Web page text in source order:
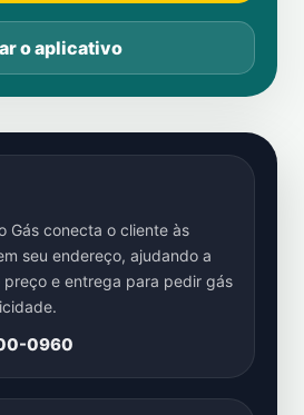
o aplicativo
Gás conecta o cliente às
seu endereço, ajudando a
e entrega para pedir gás
0960